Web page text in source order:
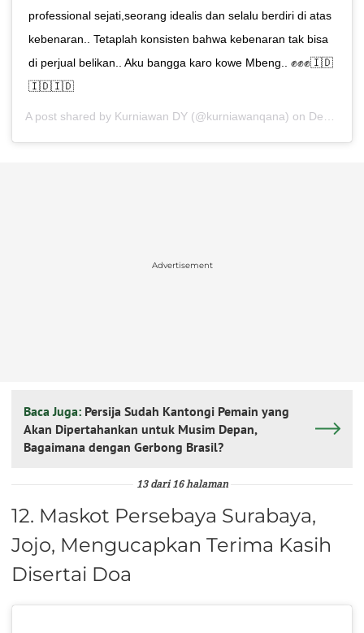
professional sejati,seorang idealis dan selalu berdiri di atas
kebenaran.. Tetaplah konsisten bahwa kebenaran tak bisa
di perjual belikan.. Aku bangga karo kowe Mbeng.. ✊✊✊🇮🇩
🇮🇩🇮🇩
A post shared by Kurniawan DY (@kurniawanqana) on Dec 17, 2019 at 6:54am PST
Advertisement
Baca Juga: Persija Sudah Kantongi Pemain yang
Akan Dipertahankan untuk Musim Depan,
Bagaimana dengan Gerbong Brasil?
13 dari 16 halaman
12. Maskot Persebaya Surabaya,
Jojo, Mengucapkan Terima Kasih
Disertai Doa